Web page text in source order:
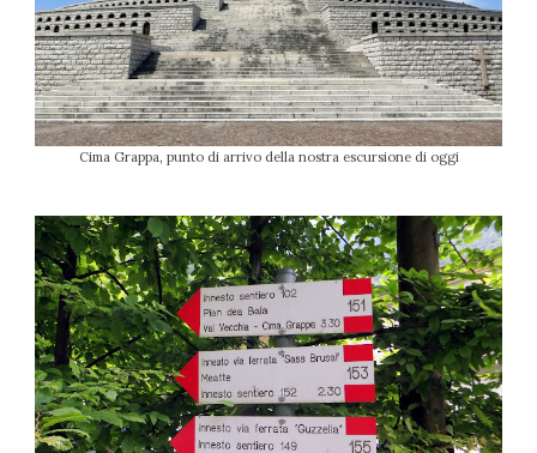
Cima Grappa, punto di arrivo della nostra escursione di oggi